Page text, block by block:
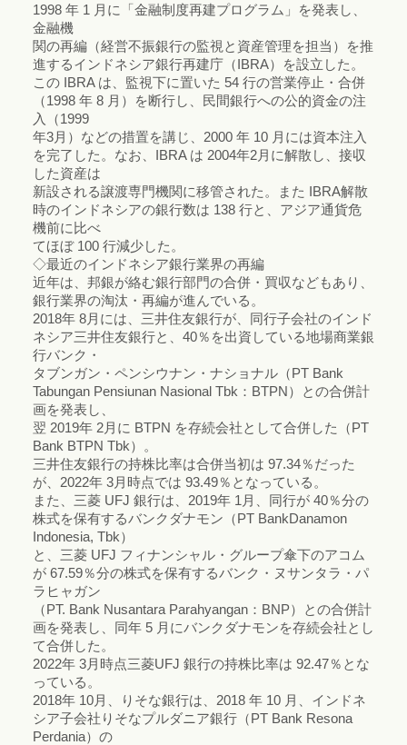
1998 年 1 月に「金融制度再建プログラム」を発表し、
金融機
関の再編（経営不振銀行の監視と資産管理を担当）を推
進するインドネシア銀行再建庁（IBRA）を設立した。
この IBRA は、監視下に置いた 54 行の営業停止・合併
（1998 年 8 月）を断行し、民間銀行への公的資金の注
入（1999
年3月）などの措置を講じ、2000 年 10 月には資本注入
を完了した。なお、IBRA は 2004年2月に解散し、接収
した資産は
新設される譲渡専門機関に移管された。また IBRA解散
時のインドネシアの銀行数は 138 行と、アジア通貨危
機前に比べ
てほぼ 100 行減少した。
◇最近のインドネシア銀行業界の再編
近年は、邦銀が絡む銀行部門の合併・買収などもあり、
銀行業界の淘汰・再編が進んでいる。
2018年 8月には、三井住友銀行が、同行子会社のインド
ネシア三井住友銀行と、40％を出資している地場商業銀
行バンク・
タブンガン・ペンシウナン・ナショナル（PT Bank
Tabungan Pensiunan Nasional Tbk：BTPN）との合併計
画を発表し、
翌 2019年 2月に BTPN を存続会社として合併した（PT
Bank BTPN Tbk）。
三井住友銀行の持株比率は合併当初は 97.34％だった
が、2022年 3月時点では 93.49％となっている。
また、三菱 UFJ 銀行は、2019年 1月、同行が 40％分の
株式を保有するバンクダナモン（PT BankDanamon
Indonesia, Tbk）
と、三菱 UFJ フィナンシャル・グループ傘下のアコム
が 67.59％分の株式を保有するバンク・ヌサンタラ・パ
ラヒャガン
（PT. Bank Nusantara Parahyangan：BNP）との合併計
画を発表し、同年 5 月にバンクダナモンを存続会社とし
て合併した。
2022年 3月時点三菱UFJ 銀行の持株比率は 92.47％とな
っている。
2018年 10月、りそな銀行は、2018 年 10 月、インドネ
シア子会社りそなプルダニア銀行（PT Bank Resona
Perdania）の